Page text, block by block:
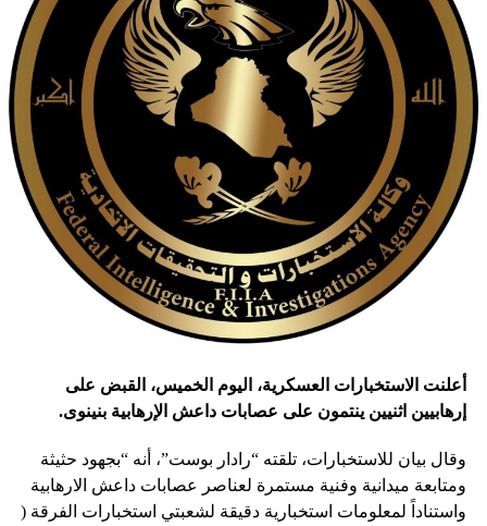
أعلنت الاستخبارات العسكرية، اليوم الخميس، القبض على
إرهابيين اثنيين ينتمون على عصابات داعش الإرهابية بنينوى.
وقال بيان للاستخبارات، تلقته “رادار بوست”، أنه “بجهود حثيثة
ومتابعة ميدانية وفنية مستمرة لعناصر عصابات داعش الارهابية
واستناداً لمعلومات استخبارية دقيقة لشعبتي استخبارات الفرقة (